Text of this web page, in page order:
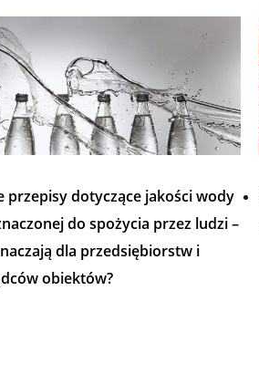
przepisy dotyczące jakości wody
do spożycia przez ludzi –
dla przedsiębiorstw i
obiektów?